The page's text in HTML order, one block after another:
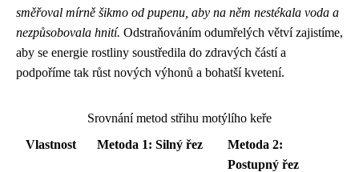
směřoval mírně šikmo od pupenu, aby na něm nestékala voda a
nezpůsobovala hnití. Odstraňováním odumřelých větví zajistíme,
aby se energie rostliny soustředila do zdravých částí a
podpoříme tak růst nových výhonů a bohatší kvetení.
Srovnání metod střihu motýlího keře
Vlastnost
Metoda 1: Silný řez
Metoda 2:
Postupný řez